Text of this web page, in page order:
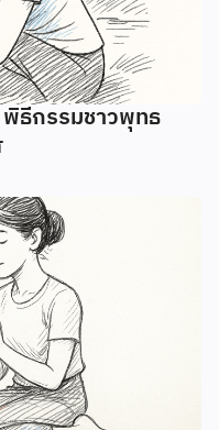
ธีกรรมชาวพุทธ